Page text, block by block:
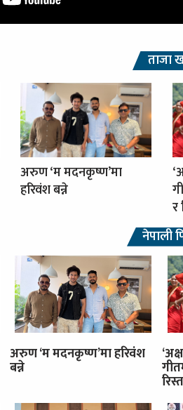
ताजा
अरुण ‘म मदनकृष्ण’मा
हरिवंश बन्ने
र
नेपाली
अरुण ‘म मदनकृष्ण’मा हरिवंश
बन्ने